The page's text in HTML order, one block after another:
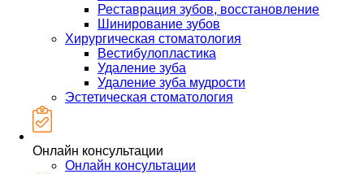
Реставрация зубов, восстановление
Шинирование зубов
Хирургическая стоматология
Вестибулопластика
Удаление зуба
Удаление зуба мудрости
Эстетическая стоматология
Онлайн консультации
Онлайн консультации